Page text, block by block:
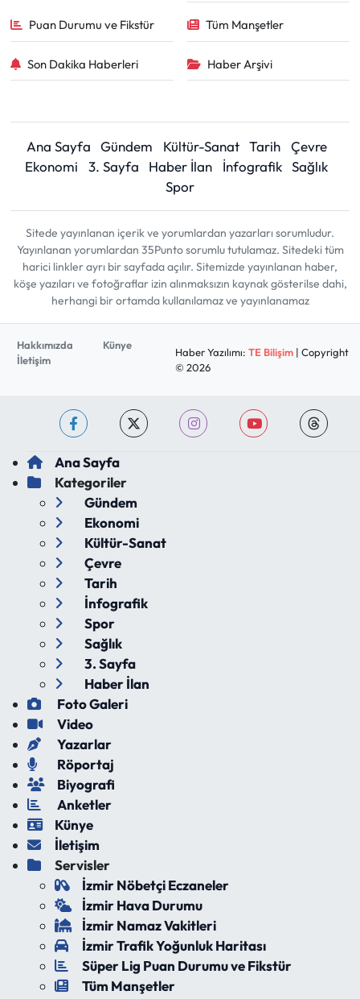
Puan Durumu ve Fikstür Tüm Manşetler
Son Dakika Haberleri Haber Arşivi
Ana Sayfa Gündem Kültür-Sanat Tarih
Çevre
Ekonomi
3. Sayfa Haber İlan İnfografik Sağlık
Spor
Sitede yayınlanan içerik ve yorumlardan yazarları sorumludur.
Yayınlanan yorumlardan 35Punto sorumlu tutulamaz. Sitedeki tüm
harici linkler ayrı bir sayfada açılır. Sitemizde yayınlanan haber,
köşe yazıları ve fotoğraflar izin alınmaksızın kaynak gösterilse dahi,
herhangi bir ortamda kullanılamaz ve yayınlanamaz
Hakkımızda
Künye
İletişim
Haber Yazılımı: TE Bilişim| Copyright
© 2026
Ana Sayfa
Kategoriler
Gündem
Ekonomi
Kültür-Sanat
Çevre
Tarih
İnfografik
Spor
Sağlık
3. Sayfa
Haber İlan
Foto Galeri
Video
Yazarlar
Röportaj
Biyografi
Anketler
Künye
İletişim
Servisler
İzmir Nöbetçi Eczaneler
İzmir Hava Durumu
İzmir Namaz Vakitleri
İzmir Trafik Yoğunluk Haritası
Süper Lig Puan Durumu ve Fikstür
Tüm Manşetler